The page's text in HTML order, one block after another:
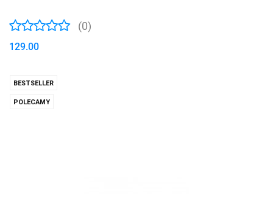
(0)
129.00
BESTSELLER
POLECAMY